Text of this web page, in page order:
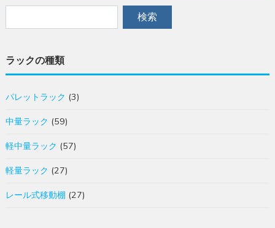
ラックの種類
パレットラック (3)
中量ラック (59)
軽中量ラック (57)
軽量ラック (27)
レール式移動棚 (27)